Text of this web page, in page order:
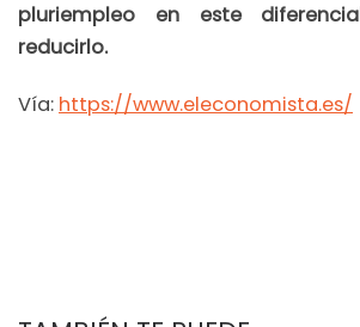
pluriempleo en este
reducirlo.
Vía: https://www.eleconomista.es/